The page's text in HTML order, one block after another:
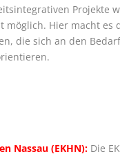
Projekte
Hier macht es
die sich an den
Nassau (EKHN):Die